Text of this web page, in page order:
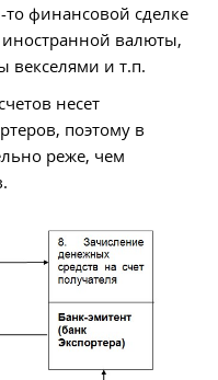
финансовой сделке
валюты,
векселями и т.п.
несет
поэтому в
реже, чем